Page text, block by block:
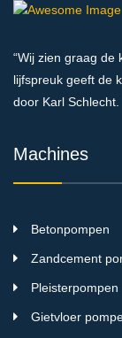
“Wij zien graag de
lijfspreuk geeft de
door Karl Schlecht.
Machines
Betonpompen
Zandcement
Pleisterpompen
Gietvloer